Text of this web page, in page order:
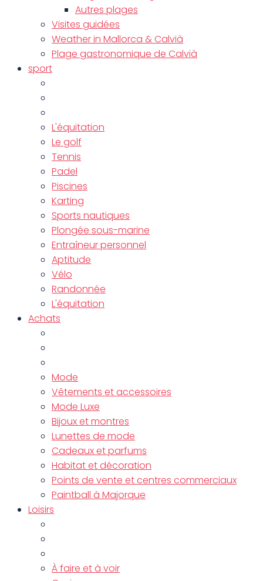
Autres plages
Visites guidées
Weather in Mallorca & Calvià
Plage gastronomique de Calvià
sport
L'équitation
Le golf
Tennis
Padel
Piscines
Karting
Sports nautiques
Plongée sous-marine
Entraîneur personnel
Aptitude
Vélo
Randonnée
L'équitation
Achats
Mode
Vêtements et accessoires
Mode Luxe
Bijoux et montres
Lunettes de mode
Cadeaux et parfums
Habitat et décoration
Points de vente et centres commerciaux
Paintball à Majorque
Loisirs
À faire et à voir